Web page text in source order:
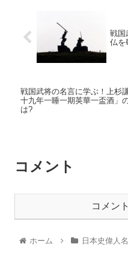
戦国
仏を
戦国武将の名言に学ぶ！上杉
十九年一睡一期英華一盃酒」
は?
コメント
コメン
ホーム 日本史偉人